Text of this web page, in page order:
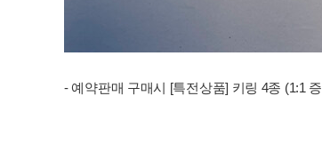
- 예약판매 구매시 [특전상품] 키링 4종 (1:1